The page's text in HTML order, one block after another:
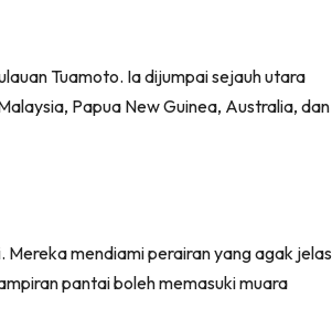
Tuamoto. Ia dijumpai sejauh utara
Papua New Guinea, Australia, dan
mendiami perairan yang agak jelas
pantai boleh memasuki muara